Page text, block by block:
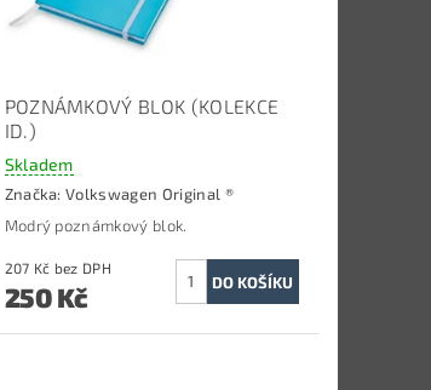
POZNÁMKOVÝ BLOK (KOLEKCE
ID.)
Skladem
Značka:Volkswagen Original ®
Modrý poznámkový blok.
207 Kč bez DPH
250 Kč